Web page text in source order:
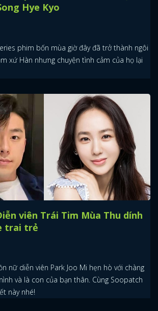
Hye Kyo
phim bốn mùa giờ đây đã trở thành ngôi
xứ Hàn nhưng chuyện tình cảm của họ lại
viên Trái Tim Mùa Thu dính
trai trẻ
nữ diễn viên Park Joo Mi hẹn hò với chàng
và là con của bạn thân. Cùng Soopatch
này nhé!